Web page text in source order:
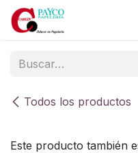
Ir al contenido
Todos los productos
Este producto también